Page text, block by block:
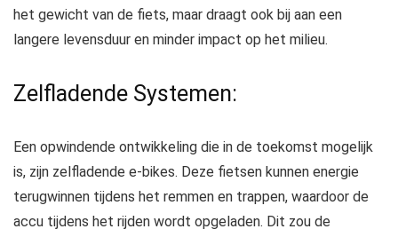
het gewicht van de fiets, maar draagt ook bij aan een
langere levensduur en minder impact op het milieu.
Zelfladende Systemen:
Een opwindende ontwikkeling die in de toekomst mogelijk
is, zijn zelfladende e-bikes. Deze fietsen kunnen energie
terugwinnen tijdens het remmen en trappen, waardoor de
accu tijdens het rijden wordt opgeladen. Dit zou de